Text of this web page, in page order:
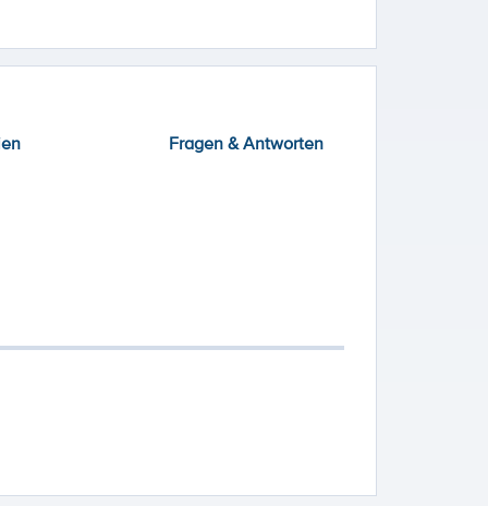
Fragen & Antworten